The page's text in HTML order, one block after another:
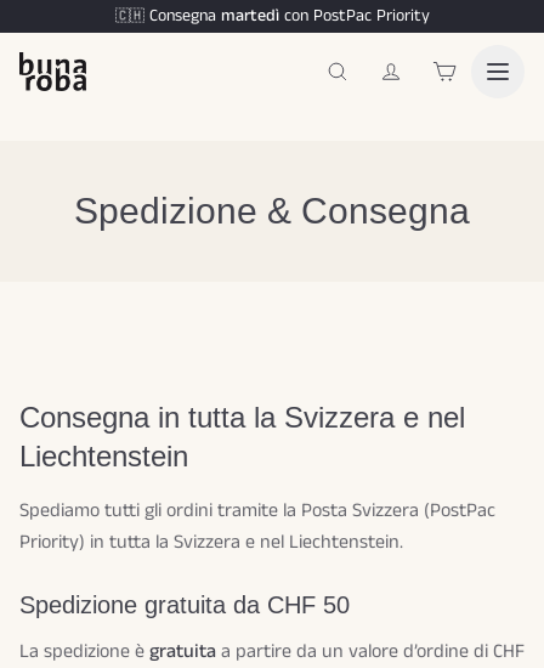
🇨🇭 Consegna martedìcon PostPac Priority
Spedizione & Consegna
Consegna in tutta la Svizzera e nel
Liechtenstein
Spediamo tutti gli ordini tramite la Posta Svizzera (PostPac
Priority) in tutta la Svizzera e nel Liechtenstein.
Spedizione gratuita da CHF 50
La spedizione ègratuitaa partire da un valore d’ordine di CHF